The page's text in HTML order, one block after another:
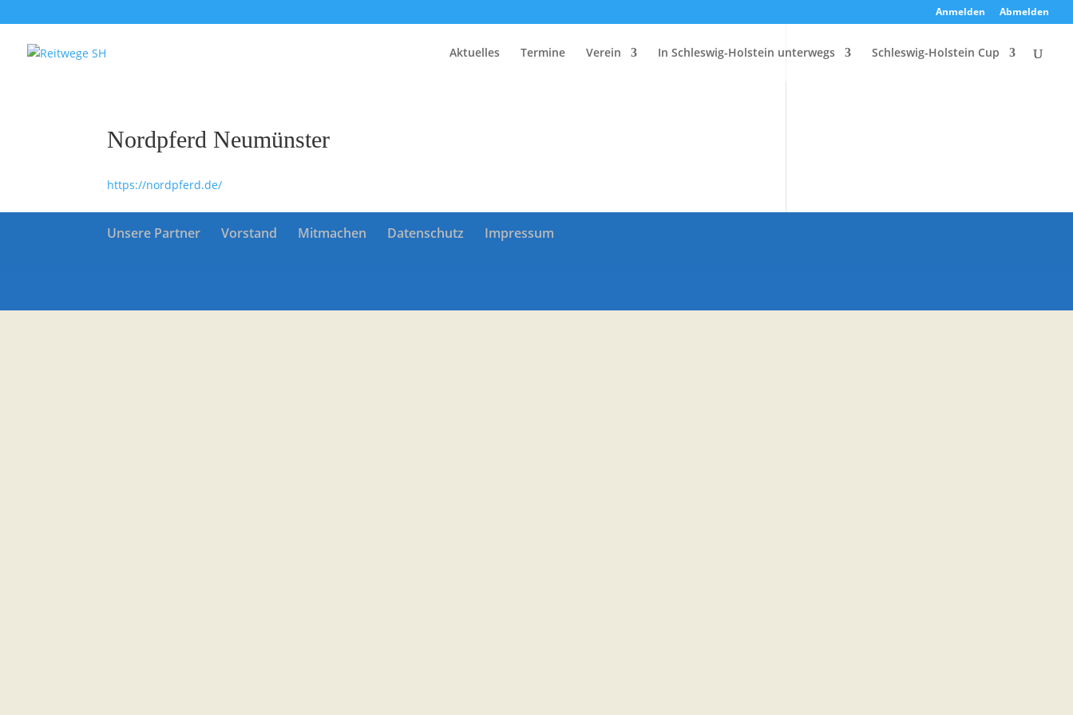
Anmelden Abmelden
Aktuelles Termine Verein In Schleswig-Holstein unterwegs Schleswig-Holstein Cup
Nordpferd Neumünster
https://nordpferd.de/
Unsere Partner Vorstand Mitmachen Datenschutz Impressum